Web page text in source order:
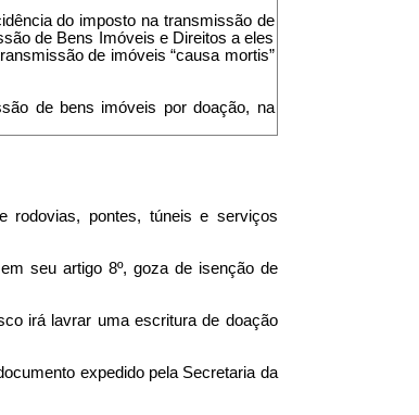
do imposto na transmissão de
de Bens Imóveis e Direitos a eles
de imóveis “causa mortis”
de bens imóveis por doação, na
rodovias, pontes, túneis e serviços
seu artigo 8º, goza de isenção de
irá lavrar uma escritura de doação
expedido pela Secretaria da